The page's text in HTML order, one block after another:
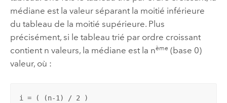
médiane est la valeur séparant la moitié inférieure
du tableau de la moitié supérieure. Plus
précisément, si le tableau trié par ordre croissant
contient n valeurs, la médiane est la nème(base 0)
valeur, où :
i = ( (n-1) / 2 )